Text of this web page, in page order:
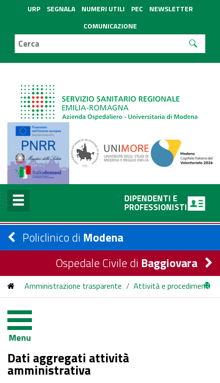
URP SEGNALA NUMERI UTILI PEC
NEWSLETTER
COMUNICAZIONE
DIPENDENTI E
PROFESSIONISTI
Policlinico di Modena
Ospedale Civile di Baggiovara
Amministrazione trasparente / Attività e procedimenti
Menu
Dati aggregati attività
amministrativa